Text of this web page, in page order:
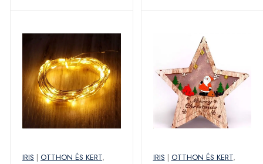
IRIS | OTTHON ÉS KERT,
IRIS | OTTHON ÉS KERT,